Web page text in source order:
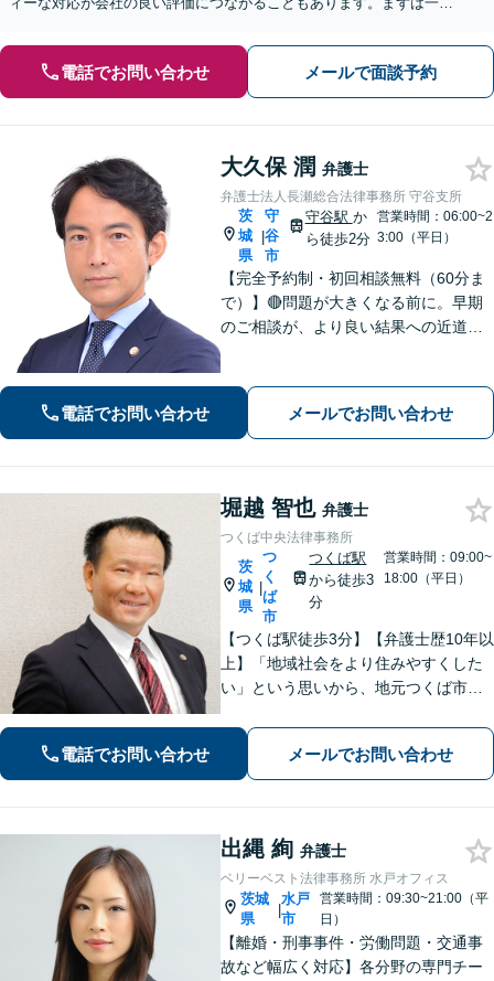
電話でお問い合わせ メールで面談予約
大久保 潤 弁護士
弁護士法人長瀬総合法律事務所 守谷支所
茨
城
県
|
守
谷
市
守谷駅 か
ら徒歩2分
営業時間：06:00~2
3:00（平日）
【完全予約制・初回相談無料（60分ま
で）】🔴問題が大きくなる前に。早期
のご相談が、より良い結果への近道で
など 状況の整理から丁寧に対応。深刻
化する前にまずはご相談ください。
電話でお問い合わせ メールでお問い合わせ
堀越 智也 弁護士
つくば中央法律事務所
茨
城
県
|
つ
く
ば
市
つくば駅
から徒歩3
分
営業時間：09:00~
18:00（平日）
【つくば駅徒歩3分】【弁護士歴10年以
上】「地域社会をより住みやすくした
い」という思いから、地元つくば市で
育費など幅広いトラブルに対応【相
続・遺言】残された借金・不動産に困
っていませんか？
電話でお問い合わせ メールでお問い合わせ
出縄 絢 弁護士
ベリーベスト法律事務所 水戸オフィス
茨城
県
|
水戸
市
営業時間：09:30~21:00（平
日）
【離婚・刑事事件・労働問題・交通事
故など幅広く対応】各分野の専門チー